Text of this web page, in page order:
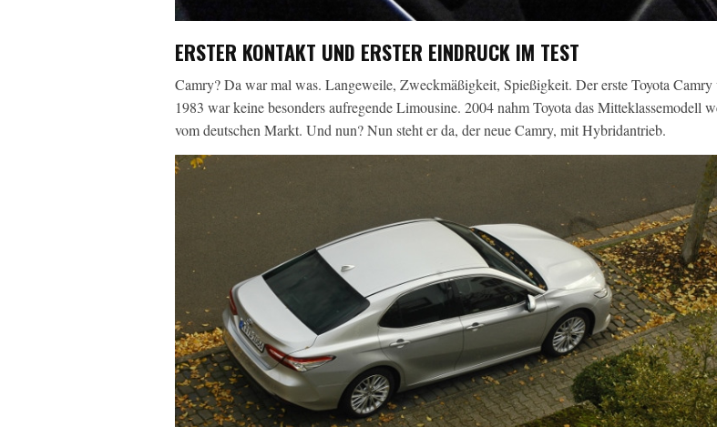
ERSTER KONTAKT UND ERSTER EINDRUCK IM TEST
Camry? Da war mal was. Langeweile, Zweckmäßigkeit, Spießigkeit. Der erste Toyota Camry
1983 war keine besonders aufregende Limousine. 2004 nahm Toyota das Mitteklassemodell
vom deutschen Markt. Und nun? Nun steht er da, der neue Camry, mit Hybridantrieb.